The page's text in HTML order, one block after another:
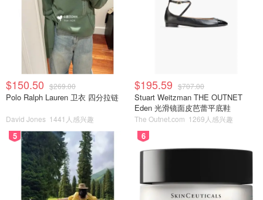
$150.50 $269.00
Polo Ralph Lauren 卫衣 四分拉链
David Jones 1441人感兴趣
$195.59 $707.00
Stuart Weitzman THE OUTNET
Eden 光滑镜面皮芭蕾平底鞋
The Outnet.com 1269人感兴趣
5 6